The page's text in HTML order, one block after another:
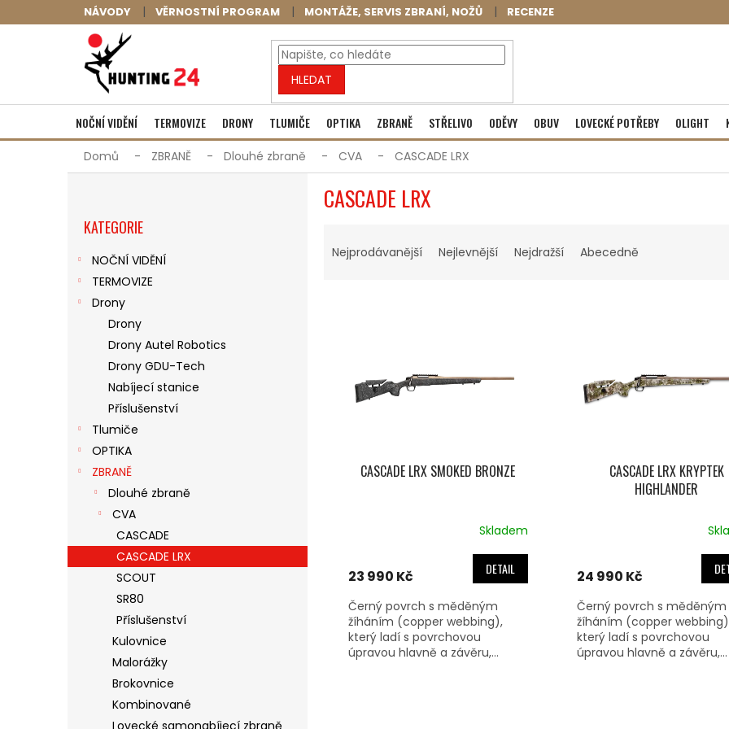
na
NÁVODY VĚRNOSTNÍ PROGRAM MONTÁŽE, SERVIS ZBRANÍ, NOŽŮ RECENZE
HLEDAT
NÁKUPNÍ
KOŠÍK
Prázdný košík
NOČNÍ VIDĚNÍ TERMOVIZE DRONY TLUMIČE OPTIKA ZBRANĚ STŘELIVO ODĚVY OBUV LOVECKÉ POTŘEBY OLIGHT
Domů ZBRANĚ Dlouhé zbraně CVA CASCADE LRX
P
kategorie
KATEGORIE
NOČNÍ VIDĚNÍ
TERMOVIZE
Drony
Drony
Drony Autel Robotics
Drony GDU-Tech
Nabíjecí stanice
Příslušenství
Tlumiče
OPTIKA
ZBRANĚ
Dlouhé zbraně
CVA
CASCADE
CASCADE LRX
SCOUT
SR80
Příslušenství
Kulovnice
Malorážky
Brokovnice
Kombinované
Lovecké samonabíjecí zbraně
CASCADE LRX
Nejprodávanější Nejlevnější Nejdražší Abecedně
CASCADE LRX SMOKED BRONZE
Skladem
23 990 Kč DETAIL
Černý povrch s měděným
žíháním (copper webbing),
který ladí s povrchovou
úpravou hlavně a závěru,...
CASCADE LRX KRYPTEK
HIGHLANDER
24 990 Kč
Černý povrch s měděným
žíháním (copper
který ladí s povrchovou
úpravou hlavně a závěru,...